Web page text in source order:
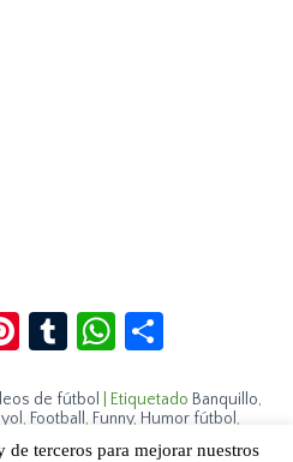
Pinterest
TumblrWhatsApp
de fútbol Etiquetado Banquillo,
, Football, Funny, Humor fútbol,
terceros para mejorar nuestros